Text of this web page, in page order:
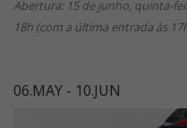
Abertura: 15 de junho, quinta-
18h (com a última entrada às
06.MAY - 10.JUN